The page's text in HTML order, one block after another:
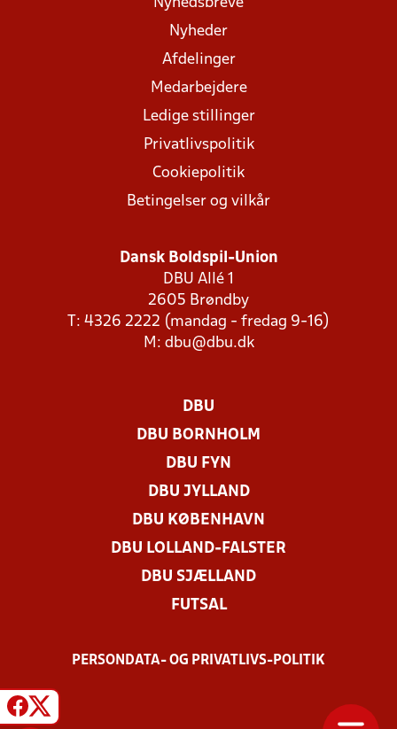
Nyhedsbreve
Nyheder
Afdelinger
Medarbejdere
Ledige stillinger
Privatlivspolitik
Cookiepolitik
Betingelser og vilkår
Dansk Boldspil-Union
DBU Allé 1
2605 Brøndby
T: 4326 2222 (mandag - fredag 9-16)
M: dbu@dbu.dk
DBU
DBU BORNHOLM
DBU FYN
DBU JYLLAND
DBU KØBENHAVN
DBU LOLLAND-FALSTER
DBU SJÆLLAND
FUTSAL
PERSONDATA- OG PRIVATLIVS-POLITIK